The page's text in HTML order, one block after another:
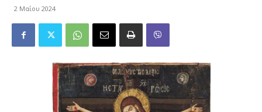
2 Μαΐου 2024